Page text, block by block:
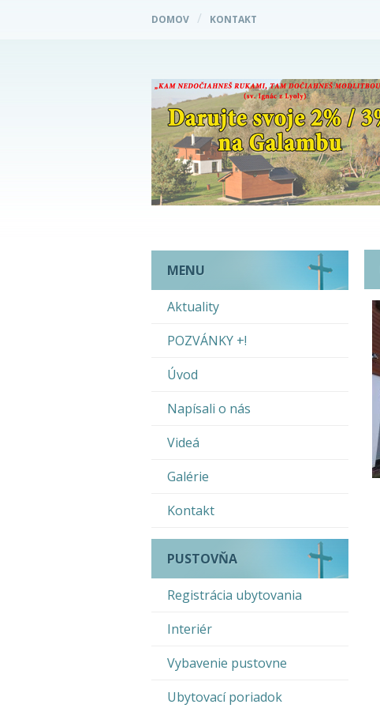
DOMOV KONTAKT
MENU
Aktuality
POZVÁNKY +!
Úvod
Napísali o nás
Videá
Galérie
Kontakt
PUSTOVŇA
Registrácia ubytovania
Interiér
Vybavenie pustovne
Ubytovací poriadok